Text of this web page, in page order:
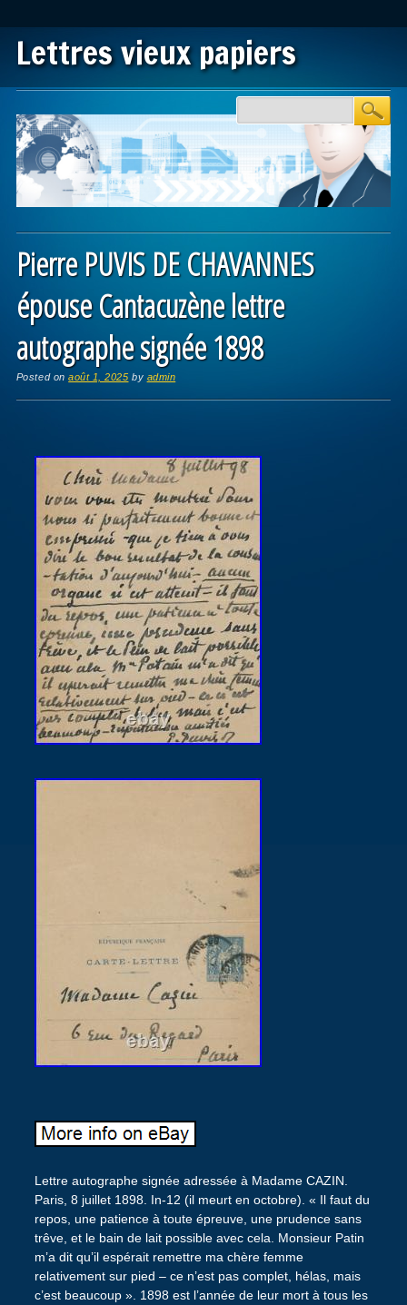
Lettres vieux papiers
Main menu
Pierre PUVIS DE CHAVANNES
épouse Cantacuzène lettre
autographe signée 1898
Posted onaoût 1, 2025 by admin
Lettre autographe signée adressée à Madame CAZIN.
Paris, 8 juillet 1898. In-12 (il meurt en octobre). « Il faut du
repos, une patience à toute épreuve, une prudence sans
trêve, et le bain de lait possible avec cela. Monsieur Patin
m’a dit qu’il espérait remettre ma chère femme
relativement sur pied – ce n’est pas complet, hélas, mais
c’est beaucoup ». 1898 est l’année de leur mort à tous les